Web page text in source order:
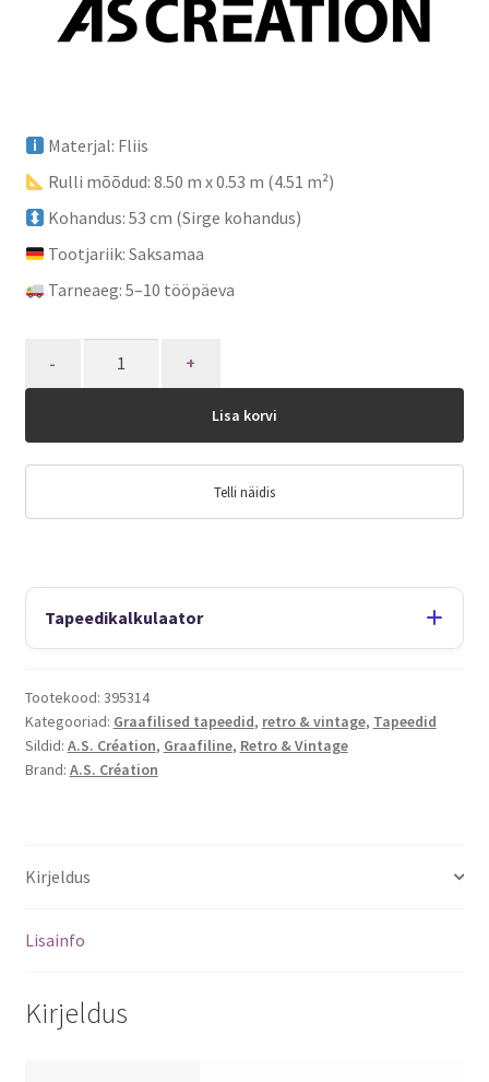
Materjal: Fliis
Rulli mõõdud: 8.50 m x 0.53 m (4.51 m²)
Kohandus: 53 cm (Sirge kohandus)
Tootjariik: Saksamaa
Tarneaeg: 5–10 tööpäeva
Lisa korvi
Telli näidis
Tapeedikalkulaator
Tootekood: 395314
Kategooriad: Graafilised tapeedid, retro & vintage, Tapeedid
Sildid: A.S. Création, Graafiline, Retro & Vintage
Brand: A.S. Création
Kirjeldus
Lisainfo
Kirjeldus